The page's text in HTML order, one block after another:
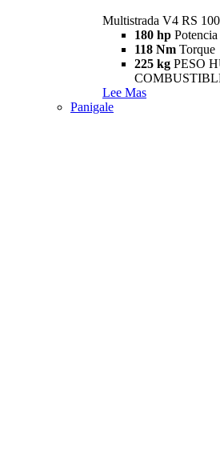
Multistrada V4 RS 100
180 hp Potencia
118 Nm Torque
225 kg PESO
Lee Mas
Panigale